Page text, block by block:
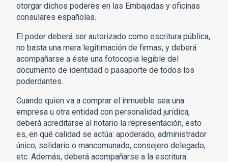
otorgar dichos poderes en las Embajadas y oficinas
consulares españolas.
El poder deberá ser autorizado como escritura pública,
no basta una mera legitimación de firmas, y deberá
acompañarse a éste una fotocopia legible del
documento de identidad o pasaporte de todos los
poderdantes.
Cuando quien va a comprar el inmueble sea una
empresa u otra entidad con personalidad jurídica,
deberá acreditarse al notario la representación, esto
es, en qué calidad se actúa: apoderado, administrador
único, solidario o mancomunado, consejero delegado,
etc. Además, deberá acompañarse a la escritura